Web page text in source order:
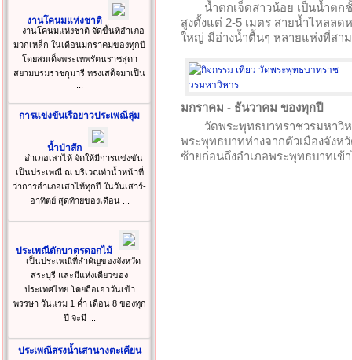
งานโคนมแห่งชาติ
งานโคนมแห่งชาติ จัดขึ้นที่อำเภอ
มวกเหล็ก ในเดือนมกราคมของทุกปี
โดยสมเด็จพระเทพรัตนราชสุดา
สยามบรมราชกุมารี ทรงเสด็จมาเป็น
การแข่งขันเรือยาวประเพณีลุ่ม
น้ำป่าสัก
อำเภอเสาไห้ จัดให้มีการแข่งขัน
เป็นประเพณี ณ บริเวณท่าน้ำหน้าที่
ว่าการอำเภอเสาไห้ทุกปี ในวันเสาร์-
อาทิตย์ สุดท้ายของเดือน ...
ประเพณีตักบาตรดอกไม้
เป็นประเพณีที่สำคัญของจังหวัด
สระบุรี และมีแห่งเดียวของ
ประเทศไทย โดยถือเอาวันเข้า
พรรษา วันแรม 1 ค่ำ เดือน 8 ของทุก
ปี จะมี ...
ประเพณีสรงน้ำเสานางตะเคียน
น้ำตกเจ็ดสาวน้อย เป็นน้ำต
สูงตั้งแต่ 2-5 เมตร สายน้ำไหลล
ใหญ่ มีอ่างน้ำตื้นๆ หลายแห่งที่สาม
มกราคม - ธันวาคม ของทุกปี
วัดพระพุทธบาทราชวรมหาวิ
พระพุทธบาทห่างจากตัวเมืองจังห
ซ้ายก่อนถึงอำเภอพระพุทธบาทเข้